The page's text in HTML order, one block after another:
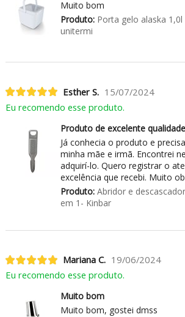
Muito bom
Produto:Porta gelo alaska 1,0l
unitermi
Esther S. 15/07/2024
Eu recomendo esse produto.
Produto de excelente
Já conhecia o produto e
minha mãe e irmã. Encontrei
adquirí-lo. Quero registrar o
excelência que recebi. Muito
Produto:Abridor e
em 1- Kinbar
Mariana C. 19/06/2024
Eu recomendo esse produto.
Muito bom
Muito bom, gostei dmss